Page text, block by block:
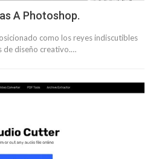
A Photoshop.
como los reyes indiscutibles
de diseño creativo.…